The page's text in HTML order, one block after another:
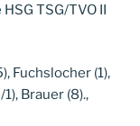
TSG/TVO II
Fuchslocher (1),
Brauer (8).,